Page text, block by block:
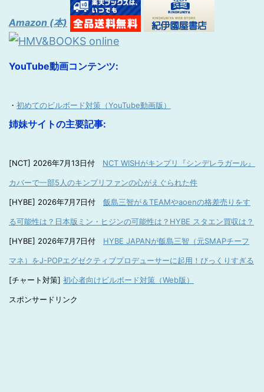
Amazon (本)
YouTube動画コンテンツ:
・ 初めてのビルボード対策（YouTube動画版）
姉妹サイトの主要記事:
[NCT] 2026年7月13日付 NCT WISHがキンプリ『シンデレラガール』
カバーで一部5人のキンプリファンの心がえぐられた件
[HYBE] 2026年7月7日付 飯島三智が＆TEAMやaoenの格差売りをす
る可能性は？日本版ミン・ヒジンの可能性は？HYBE スタエン買収は？
[HYBE] 2026年7月7日付 HYBE JAPANが飯島三智（元SMAPチーフ
マネ）をJ-POPエグゼクティブプロデューサーに起用！びっくりすぎる
[チャート対策] 初心者向けビルボード対策（Web版）
スポンサードリンク